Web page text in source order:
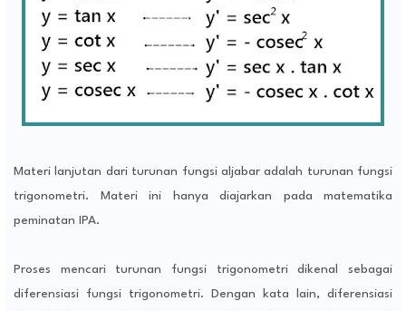
Materi lanjutan dari turunan fungsi aljabar adalah turunan fungsi
trigonometri. Materi ini hanya diajarkan pada matematika
peminatan IPA.
Proses mencari turunan fungsi trigonometri dikenal sebagai
diferensiasi fungsi trigonometri. Dengan kata lain, diferensiasi